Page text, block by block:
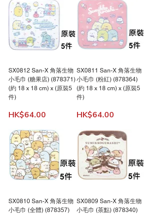
SX0812 San-X 角落生物
小毛巾 (糖果店) (878371)
(約 18 x 18 cm) x (原裝5
件)
價格
HK$64.00
SX0811 San-X 角落生物
小毛巾 (粉紅) (878364)
(約 18 x 18 cm) x (原裝5
件)
價格
HK$64.00
SX0810 San-X 角落生物
小毛巾 (全體) (878357)
SX0809 San-X 角落生物
小毛巾 (茶點) (878340)